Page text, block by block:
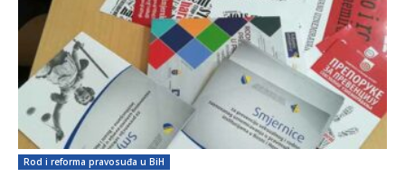
Rod i reforma pravosuđa u BiH